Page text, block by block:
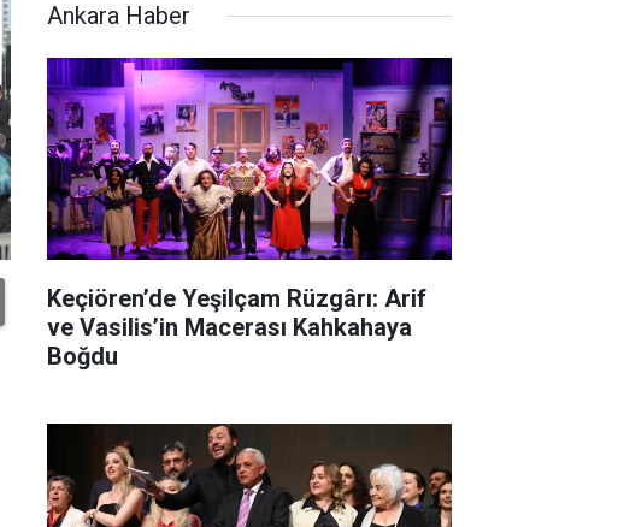
Ankara Haber
Keçiören’de Yeşilçam Rüzgârı: Arif
ve Vasilis’in Macerası Kahkahaya
Boğdu